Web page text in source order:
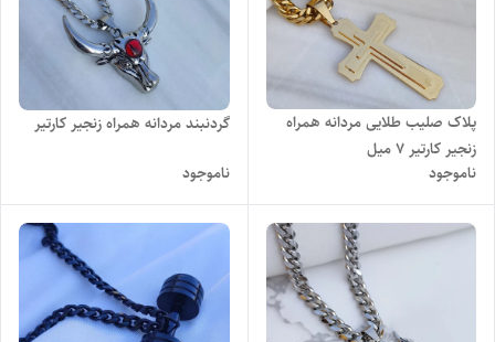
پلاک صلیب طلایی مردانه همراه
زنجیر کارتیر 7 میل
ناموجود
گردنبند مردانه همراه زنجیر کارتیر
ناموجود